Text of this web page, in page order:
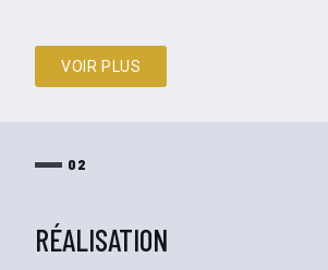
VOIR PLUS
02
RÉALISATION